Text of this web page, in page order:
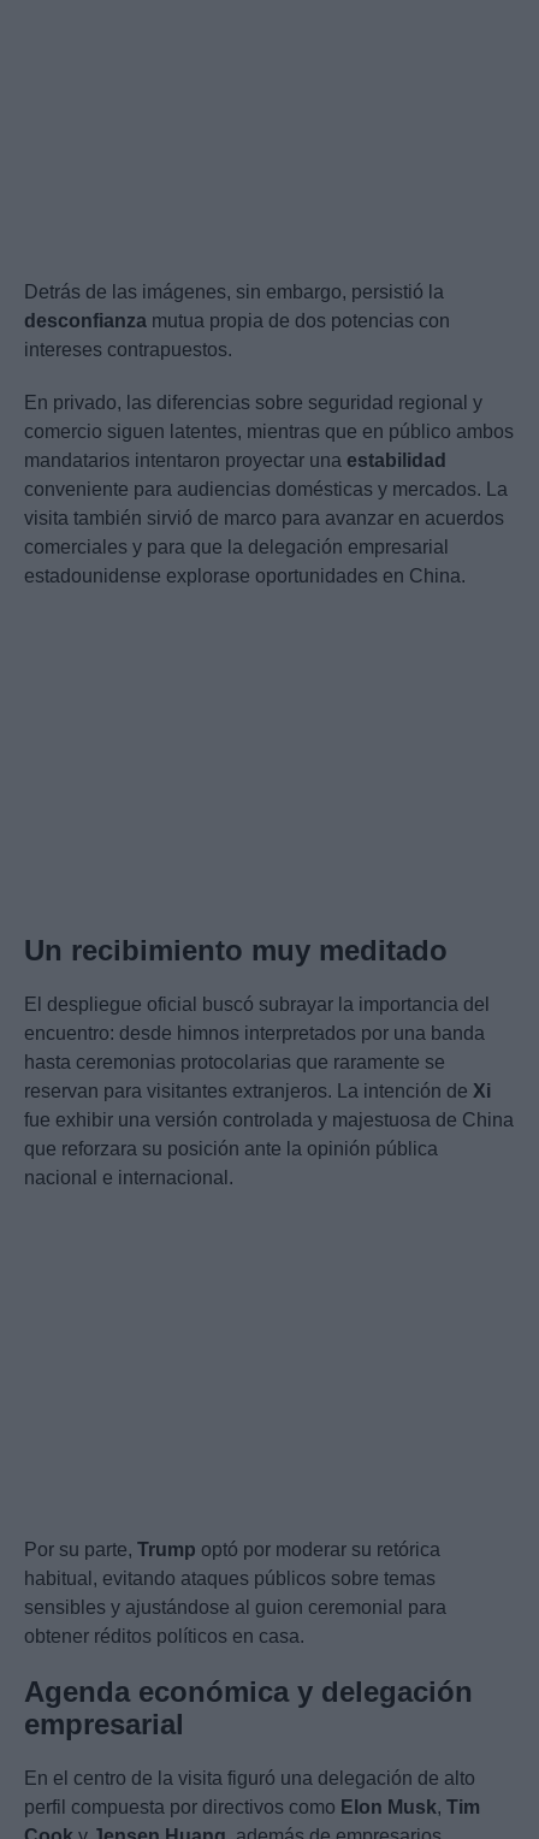
Detrás de las imágenes, sin embargo, persistió la
desconfianza mutua propia de dos potencias con
intereses contrapuestos.
En privado, las diferencias sobre seguridad regional y
comercio siguen latentes, mientras que en público ambos
mandatarios intentaron proyectar una estabilidad
conveniente para audiencias domésticas y mercados. La
visita también sirvió de marco para avanzar en acuerdos
comerciales y para que la delegación empresarial
estadounidense explorase oportunidades en China.
Un recibimiento muy meditado
El despliegue oficial buscó subrayar la importancia del
encuentro: desde himnos interpretados por una banda
hasta ceremonias protocolarias que raramente se
reservan para visitantes extranjeros. La intención de Xi
fue exhibir una versión controlada y majestuosa de China
que reforzara su posición ante la opinión pública
nacional e internacional.
Por su parte, Trump optó por moderar su retórica
habitual, evitando ataques públicos sobre temas
sensibles y ajustándose al guion ceremonial para
obtener réditos políticos en casa.
Agenda económica y delegación
empresarial
En el centro de la visita figuró una delegación de alto
perfil compuesta por directivos como Elon Musk, Tim